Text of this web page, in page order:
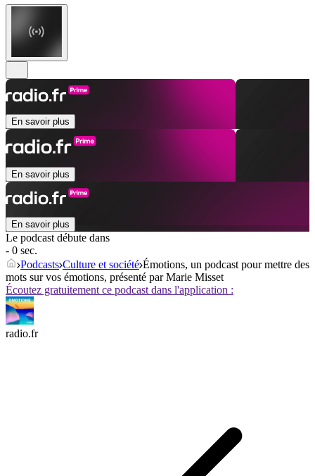
En savoir plus
En savoir plus
En savoir plus
Le podcast débute dans
- 0 sec.
Podcasts Culture et société Émotions, un podcast pour mettre des
mots sur vos émotions, présenté par Marie Misset
Écoutez gratuitement ce podcast dans l'application :
radio.fr